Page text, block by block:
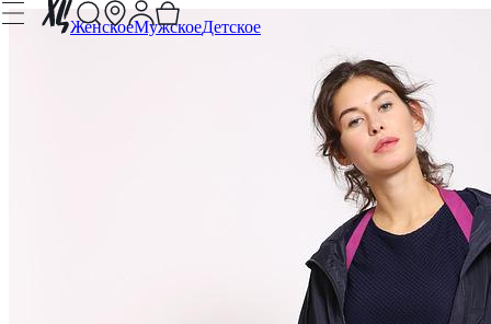
ЖенскоеМужскоеДетское